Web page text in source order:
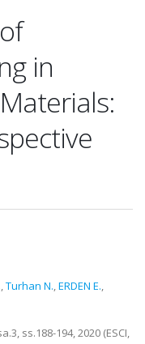
in
,Turhan N.,ERDEN E.,
ss.188-194, 2020 (ESCI,